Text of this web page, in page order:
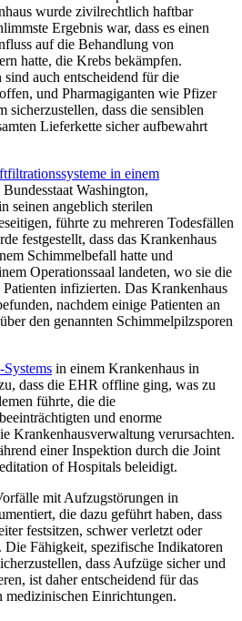
wurde zivilrechtlich haftbar
Ergebnis war, dass es einen
auf die Behandlung von
hatte, die Krebs bekämpfen.
auch entscheidend für die
und Pharmagiganten wie Pfizer
sicherzustellen, dass die sensiblen
Lieferkette sicher aufbewahrt
in einem
Bundesstaat Washington,
seinen angeblich sterilen
führte zu mehreren Todesfällen
festgestellt, dass das Krankenhaus
Schimmelbefall hatte und
Operationssaal landeten, wo sie die
Patienten infizierten. Das Krankenhaus
nachdem einige Patienten an
den genannten Schimmelpilzsporen
in einem Krankenhaus in
dass die EHR offline ging, was zu
führte, die die
und enorme
Krankenhausverwaltung verursachten.
einer Inspektion durch die Joint
of Hospitals beleidigt.
mit Aufzugstörungen in
die dazu geführt haben, dass
festsitzen, schwer verletzt oder
Die Fähigkeit, spezifische Indikatoren
dass Aufzüge sicher und
ist daher entscheidend für das
medizinischen Einrichtungen.